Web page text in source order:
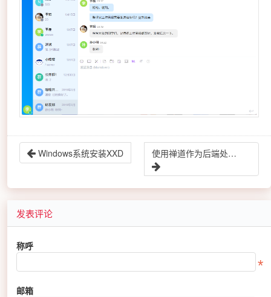
Windows系统安装XXD 使用禅道作为后端处理服务器
发表评论
称呼
邮箱